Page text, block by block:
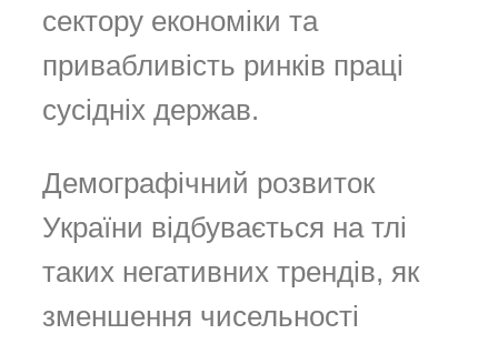
сектору економіки та
привабливість ринків праці
сусідніх держав.
Демографічний розвиток
України відбувається на тлі
таких негативних трендів, як
зменшення чисельності